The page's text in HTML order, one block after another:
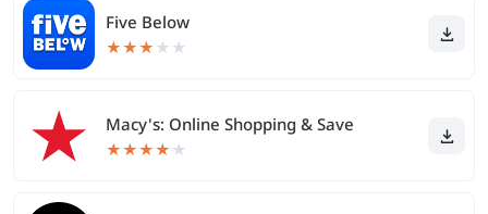
Five Below
★★★ ★ ★
Macy's: Online Shopping & Save
★★★★ ★